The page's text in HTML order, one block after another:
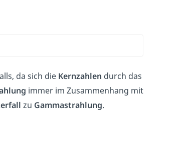
da sich die Kernzahlen durch das
immer im Zusammenhang mit
zu Gammastrahlung.